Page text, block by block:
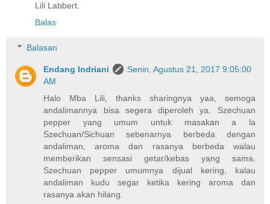
Lili Labbert.
Balas
Balasan
Endang Indriani
Senin, Agustus 21, 2017 9:05:00
AM
Halo Mba Lili, thanks sharingnya yaa, semoga
andalimannya bisa segera diperoleh ya. Szechuan
pepper yang umum untuk masakan a la
Szechuan/Sichuan sebenarnya berbeda dengan
andaliman, aroma dan rasanya berbeda walau
memberikan sensasi getar/kebas yang sama.
Szechuan pepper umumnya dijual kering, kalau
andaliman kudu segar ketika kering aroma dan
rasanya akan hilang.